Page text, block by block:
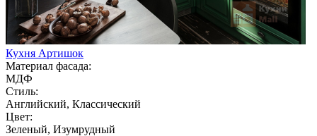
Кухня Артишок
Материал фасада:
МДФ
Стиль:
Английский, Классический
Цвет:
Зеленый, Изумрудный